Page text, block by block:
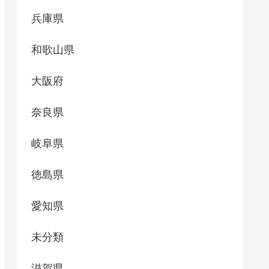
兵庫県
和歌山県
大阪府
奈良県
岐阜県
徳島県
愛知県
未分類